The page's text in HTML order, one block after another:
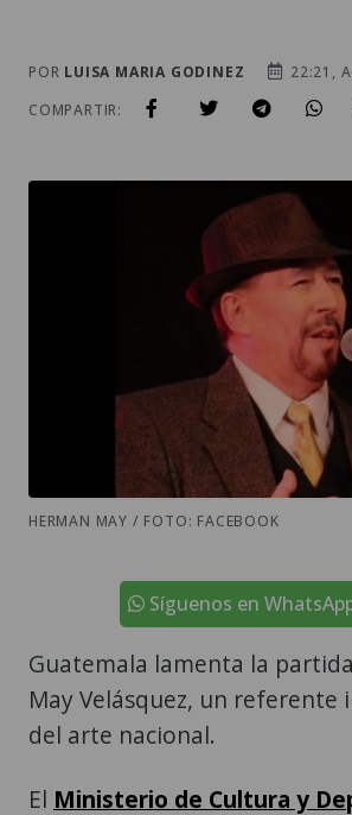
POR LUISA MARIA GODINEZ
22:21,
COMPARTIR:
HERMAN MAY / FOTO: FACEBOOK
Síguenos en
Guatemala lamenta la
May Velásquez, un referente
del arte nacional.
El Ministerio de Cultura y